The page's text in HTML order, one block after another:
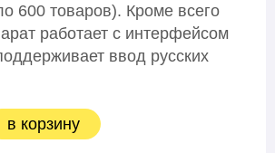
600 товаров). Кроме всего
работает с интерфейсом
ввод русских
в корзину